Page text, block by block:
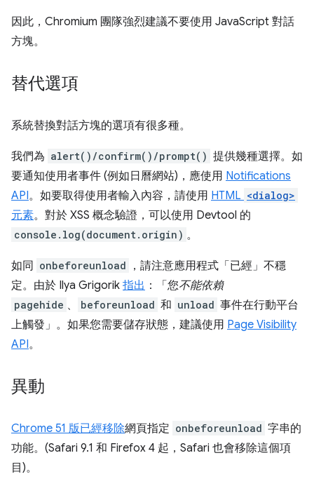
因此，Chromium 團隊強烈建議不要使用 JavaScript 對話
方塊。
替代選項
系統替換對話方塊的選項有很多種。
我們為 alert()/confirm()/prompt() 提供幾種選擇。如
要通知使用者事件 (例如日曆網站)，應使用 Notifications
API。如要取得使用者輸入內容，請使用 HTML <dialog>
元素。對於 XSS 概念驗證，可以使用 Devtool 的
console.log(document.origin) 。
如同 onbeforeunload ，請注意應用程式「已經」 不穩
定。由於 Ilya Grigorik 指出 ：「您不能依賴
pagehide 、 beforeunload 和 unload 事件在行動平台
上觸發」。如果您需要儲存狀態，建議使用 Page Visibility
API。
異動
Chrome 51 版已經移除網頁指定 onbeforeunload 字串的
功能。(Safari 9.1 和 Firefox 4 起，Safari 也會移除這個項
目)。